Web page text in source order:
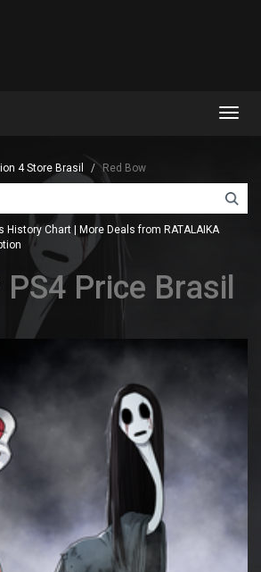
4 Store Brasil Red Bow
History Chart
More Deals from RATALAIKA
PS4 Price Brasil